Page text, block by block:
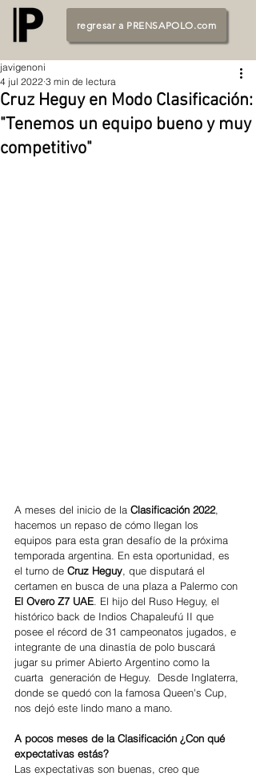
regresar a PRENSAPOLO.com
Cruz Heguy en Modo Clasificación:
"Tenemos un equipo bueno y muy
competitivo"
javigenoni
4 jul 2022 3 min de lectura
A meses del inicio de la Clasificación 2022,
hacemos un repaso de cómo llegan los
equipos para esta gran desafío de la próxima
temporada argentina. En esta oportunidad, es
el turno de Cruz Heguy, que disputará el
certamen en busca de una plaza a Palermo con
El Overo Z7 UAE. El hijo del Ruso Heguy, el
histórico back de Indios Chapaleufú II que
posee el récord de 31 campeonatos jugados, e
integrante de una dinastía de polo buscará
jugar su primer Abierto Argentino como la
cuarta  generación de Heguy.  Desde Inglaterra,
donde se quedó con la famosa Queen's Cup,
nos dejó este lindo mano a mano.
A pocos meses de la Clasificación ¿Con qué
expectativas estás?
Las expectativas son buenas, creo que